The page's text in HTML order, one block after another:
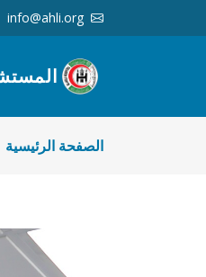
info@ahli.org
الصفحة الرئيسية